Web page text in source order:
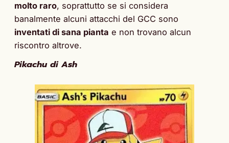
molto raro, soprattutto se si considera
banalmente alcuni attacchi del GCC sono
inventati di sana pianta e non trovano alcun
riscontro altrove.
Pikachu di Ash